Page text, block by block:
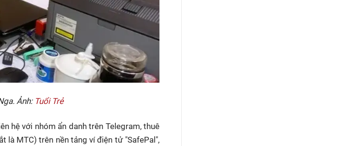
Ảnh: Tuổi Trẻ
hệ với nhóm ẩn danh trên Telegram, thuê
là MTC) trên nền tảng ví điện tử "SafePal",